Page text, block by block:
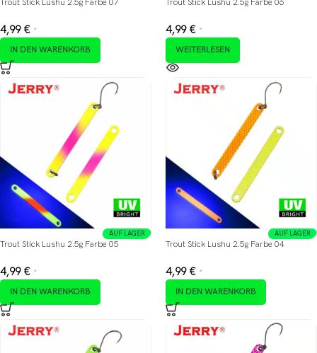
Trout Stick Lushu 2.5g Farbe 07
4,99 € *
IN DEN WARENKORB
Trout Stick Lushu 2.5g Farbe 06
4,99 € *
WEITERLESEN
AUF LAGER
Trout Stick Lushu 2.5g Farbe 05
4,99 € *
IN DEN WARENKORB
AUF LAGER
Trout Stick Lushu 2.5g Farbe 04
4,99 € *
IN DEN WARENKORB